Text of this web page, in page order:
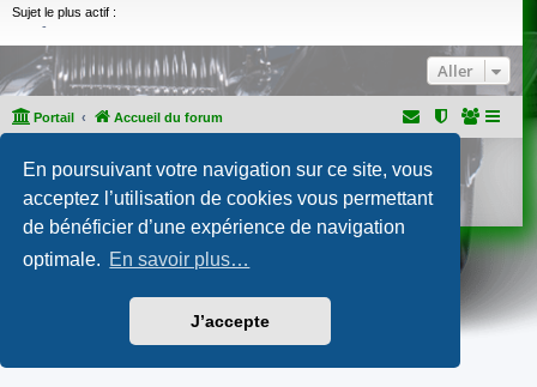
En poursuivant votre navigation sur ce site, vous
acceptez l’utilisation de cookies vous permettant
de bénéficier d’une expérience de navigation
optimale. En savoir plus…
J’accepte
Sujet le plus actif :
-
Aller
Portail Accueil du forum
Développé par
® Forum Software © phpBB Limited
Traduction française officielle
Confidentialité|Conditions